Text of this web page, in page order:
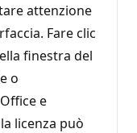
attenzione
Fare clic
finestra del
o
e
licenza può